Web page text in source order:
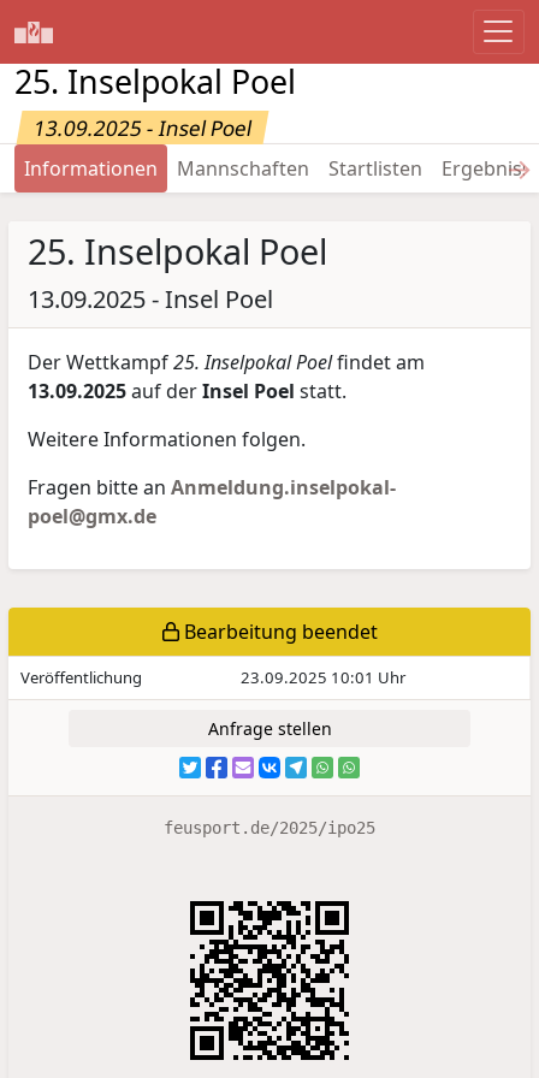
25. Inselpokal Poel
13.09.2025 - Insel Poel
Informationen Mannschaften Startlisten →
25. Inselpokal Poel
13.09.2025 - Insel Poel
Der Wettkampf25. Inselpokal Poelfindet am
13.09.2025auf derInsel Poel statt.
Weitere Informationen folgen.
Fragen bitte anAnmeldung.inselpokal-
poel@gmx.de
Bearbeitung beendet
Veröffentlichung 23.09.2025 10:01 Uhr
Anfrage stellen
feusport.de/2025/ipo25